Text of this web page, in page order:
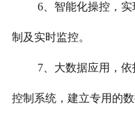
6、智能化操控，
制及实时监控。
7、大数据应用，
控制系统，建立专用的